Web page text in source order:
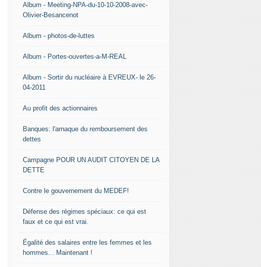
Album - Meeting-NPA-du-10-10-2008-avec-
Olivier-Besancenot
Album - photos-de-luttes
Album - Portes-ouvertes-a-M-REAL
Album - Sortir du nucléaire à EVREUX- le 26-
04-2011
Au profit des actionnaires
Banques: l'arnaque du remboursement des
dettes
Campagne POUR UN AUDIT CITOYEN DE LA
DETTE
Contre le gouvernement du MEDEF!
Défense des régimes spéciaux: ce qui est
faux et ce qui est vrai.
Égalité des salaires entre les femmes et les
hommes... Maintenant !